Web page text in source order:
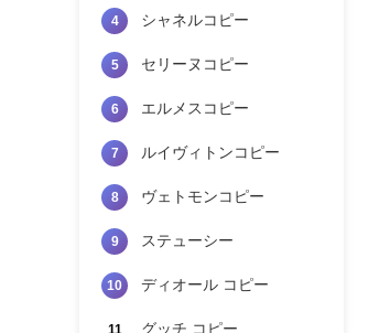
4 シャネルコピー
5 セリーヌコピー
6 エルメスコピー
7 ルイヴィトンコピー
8 ヴェトモンコピー
9 ステューシー
10 ディオール コピー
11 グッチ コピー